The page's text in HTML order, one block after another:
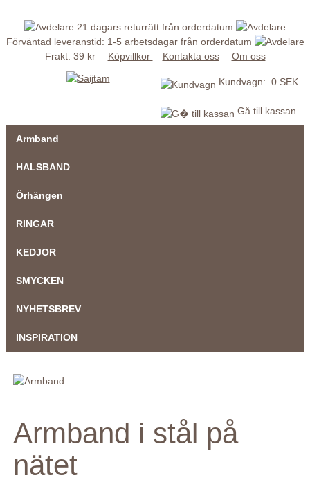
21 dagars returrätt från orderdatum
Förväntad leveranstid: 1-5 arbetsdagar från orderdatum
Frakt: 39 kr
Köpvillkor Kontakta oss Om oss
Kundvagn: 0 SEK
Gå till kassan
Armband
HALSBAND
Örhängen
RINGAR
KEDJOR
SMYCKEN
NYHETSBREV
INSPIRATION
Armband i stål på
nätet